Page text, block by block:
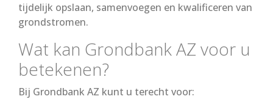
tijdelijk opslaan, samenvoegen en kwalificeren van
grondstromen.
Wat kan Grondbank AZ voor u
betekenen?
Bij Grondbank AZ kunt u terecht voor: